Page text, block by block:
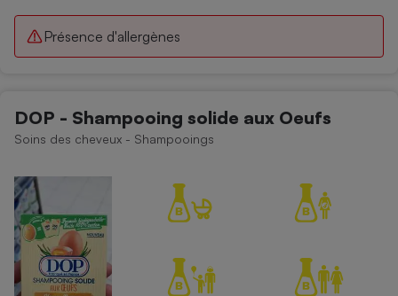
Présence d'allergènes
DOP - Shampooing solide aux Oeufs
Soins des cheveux - Shampooings